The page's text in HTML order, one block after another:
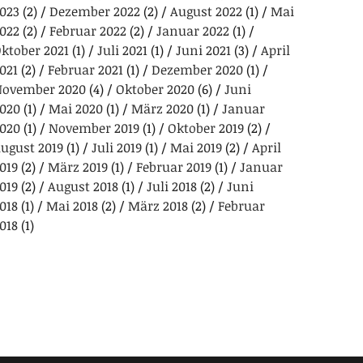
(2) Dezember 2022(2) August 2022(1)
Mai
(2) Februar 2022(2) Januar 2022(1)
2021(1) Juli 2021(1) Juni 2021(3)
April
(2) Februar 2021(1) Dezember 2020(1)
2020(4) Oktober 2020(6)
Juni
(1) Mai 2020(1) März 2020(1)
Januar
(1) November 2019(1) Oktober 2019(2)
2019(1) Juli 2019(1) Mai 2019(2)
April
(2) März 2019(1) Februar 2019(1)
Januar
(2) August 2018(1) Juli 2018(2)
Juni
(1) Mai 2018(2) März 2018(2)
Februar
(1)